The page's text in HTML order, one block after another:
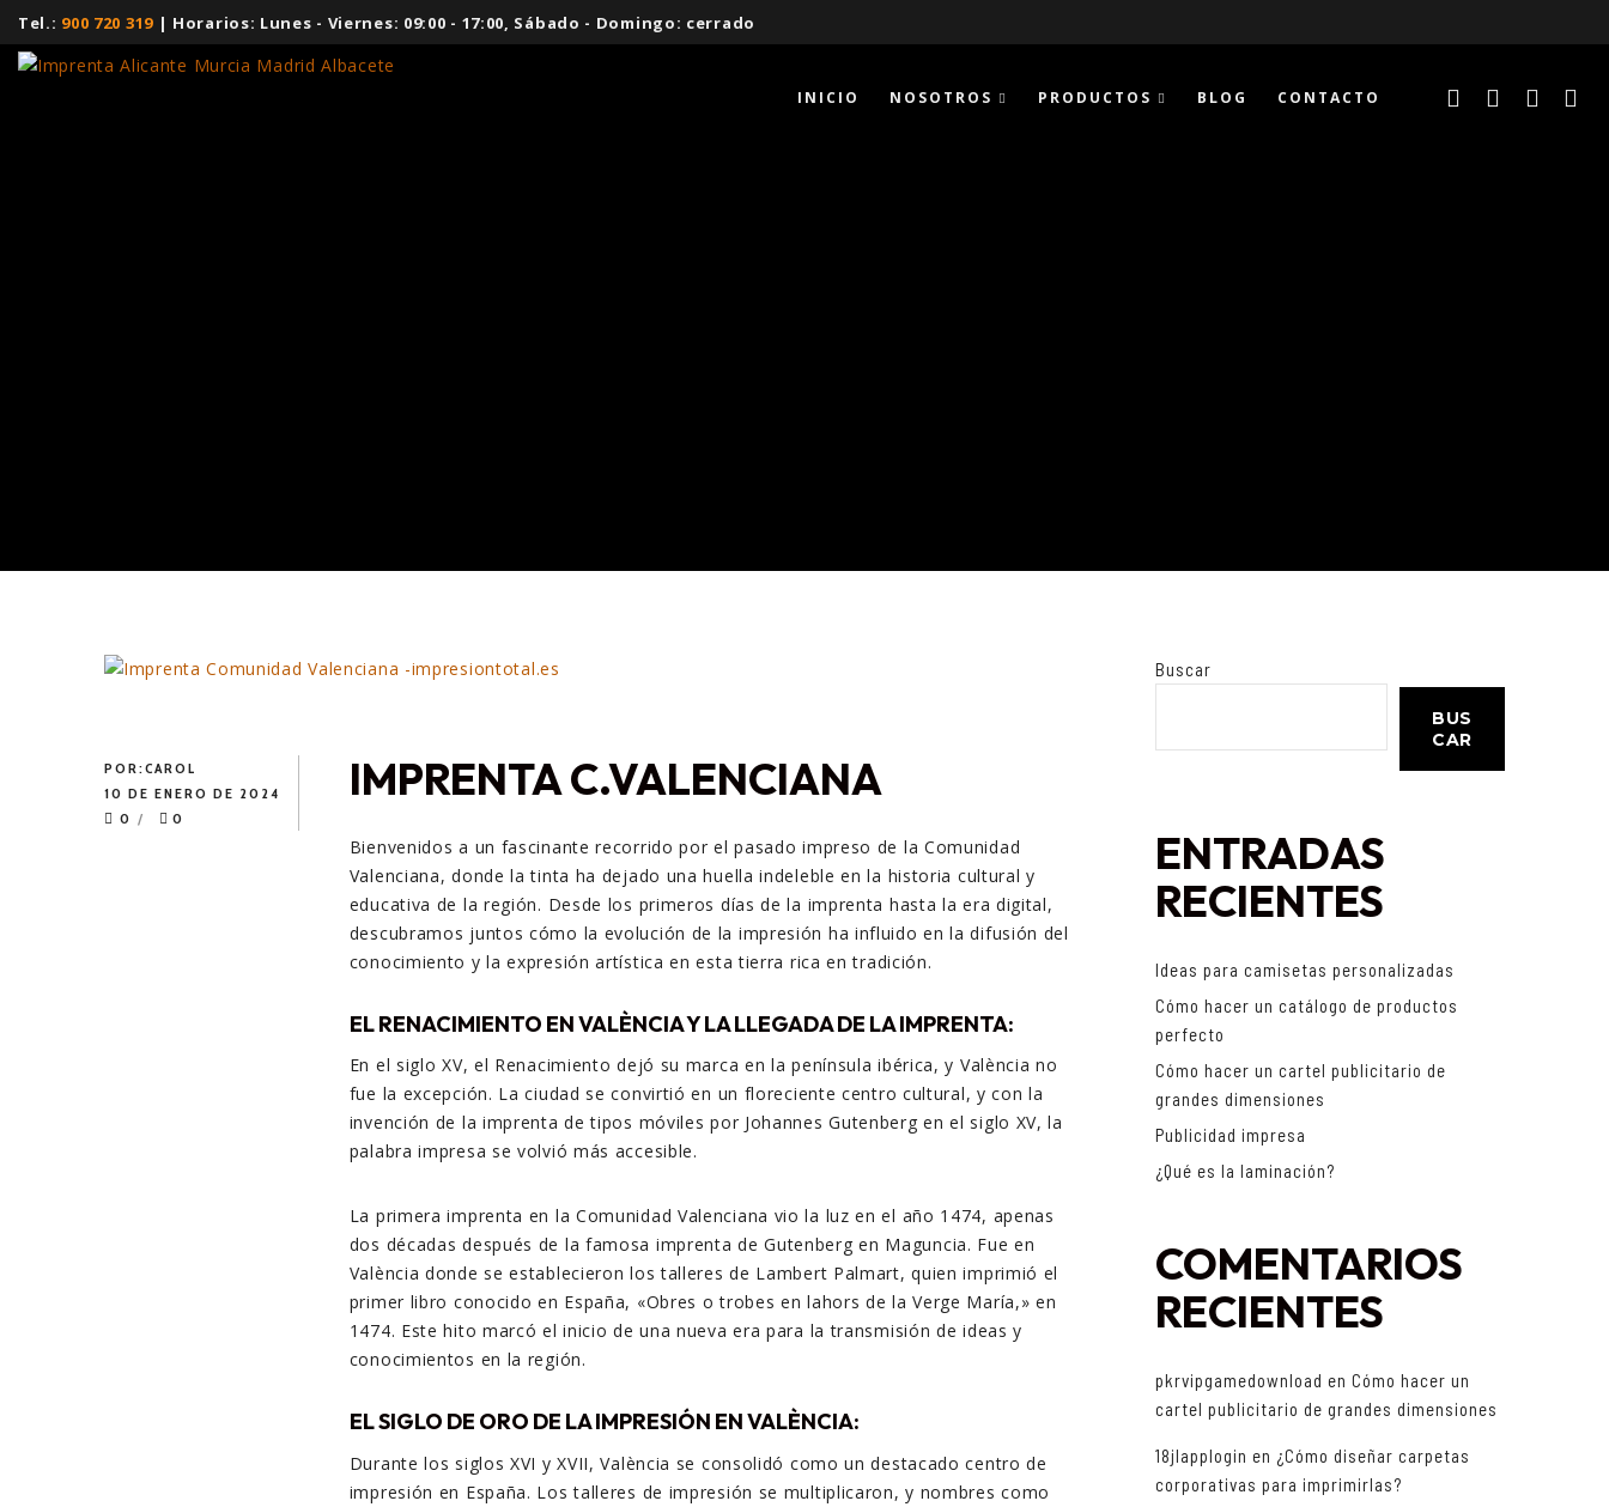
Tel.: 900 720 319| Horarios: Lunes - Viernes: 09:00 - 17:00, Sábado - Domingo: cerrado
INICIO NOSOTROS PRODUCTOS BLOG CONTACTO
POR:CAROL
10 DE ENERO DE 2024
0
0
IMPRENTA C.VALENCIANA
Bienvenidos a un fascinante recorrido por el pasado impreso de la Comunidad
Valenciana, donde la tinta ha dejado una huella indeleble en la historia cultural y
educativa de la región. Desde los primeros días de la imprenta hasta la era digital,
descubramos juntos cómo la evolución de la impresión ha influido en la difusión del
conocimiento y la expresión artística en esta tierra rica en tradición.
EL RENACIMIENTO EN VALÈNCIA Y LA LLEGADA DE LA IMPRENTA:
En el siglo XV, el Renacimiento dejó su marca en la península ibérica, y València no
fue la excepción. La ciudad se convirtió en un floreciente centro cultural, y con la
invención de la imprenta de tipos móviles por Johannes Gutenberg en el siglo XV, la
palabra impresa se volvió más accesible.
La primera imprenta en la Comunidad Valenciana vio la luz en el año 1474, apenas
dos décadas después de la famosa imprenta de Gutenberg en Maguncia. Fue en
València donde se establecieron los talleres de Lambert Palmart, quien imprimió el
primer libro conocido en España, «Obres o trobes en lahors de la Verge María,» en
1474. Este hito marcó el inicio de una nueva era para la transmisión de ideas y
conocimientos en la región.
EL SIGLO DE ORO DE LA IMPRESIÓN EN VALÈNCIA:
Durante los siglos XVI y XVII, València se consolidó como un destacado centro de
impresión en España. Los talleres de impresión se multiplicaron, y nombres como
Buscar
BUS
CAR
ENTRADAS
RECIENTES
Ideas para camisetas personalizadas
Cómo hacer un catálogo de productos
perfecto
Cómo hacer un cartel publicitario de
grandes dimensiones
Publicidad impresa
¿Qué es la laminación?
COMENTARIOS
RECIENTES
pkrvipgamedownload en Cómo hacer un
cartel publicitario de grandes dimensiones
18jlapplogin en ¿Cómo diseñar carpetas
corporativas para imprimirlas?